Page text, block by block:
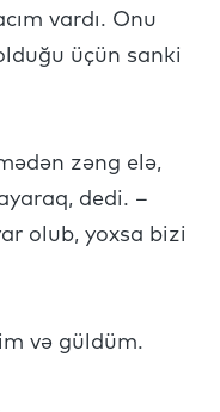
vardı. Onu
üçün sanki
zəng elə,
dedi. –
olub, yoxsa bizi
və güldüm.